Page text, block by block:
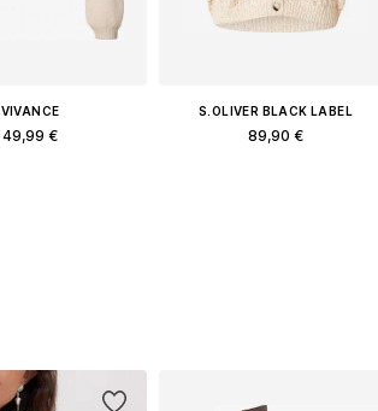
VIVANCE
49,99 €
S.OLIVER BLACK LABEL
89,90 €